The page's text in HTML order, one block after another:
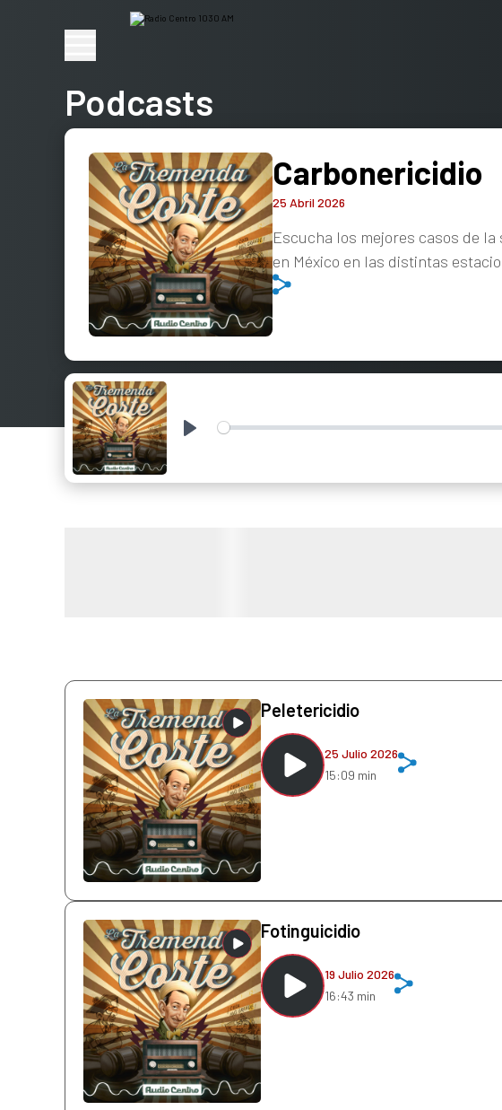
Podcasts
Carbonericidio
25 Abril 2026
Escucha los mejores casos de
en México en las distintas
Play
Peletericidio
25 Julio 2026
15:09 min
Fotinguicidio
19 Julio 2026
16:43 min